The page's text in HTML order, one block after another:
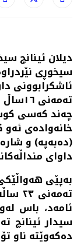
دیلان ئینانچ
سیخوڕی
ئاشکرابوونی
چەند کەسی
(دەبەپە) و
داوای
بەپێی
ئامەد، باس
سیدار ئینانچ
دەکەوێتە ناو